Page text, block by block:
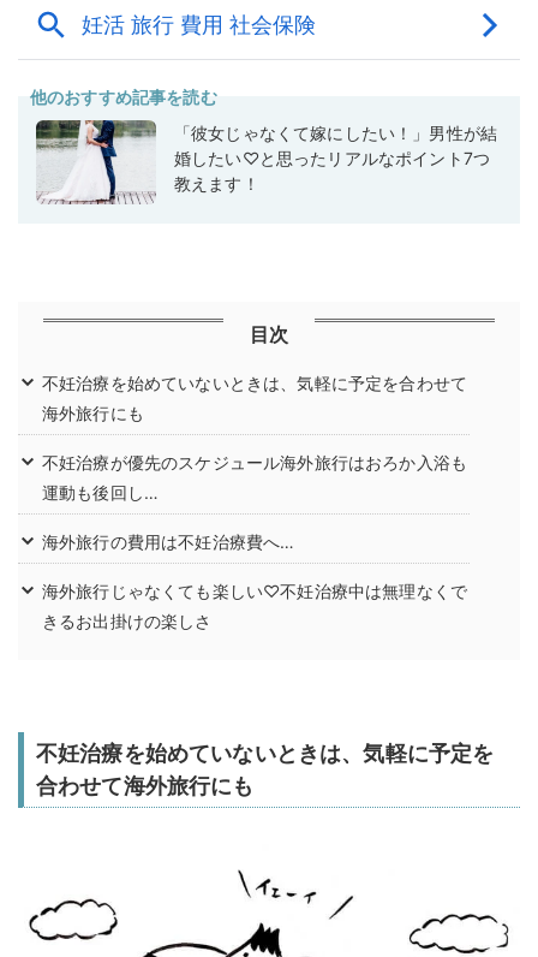
他のおすすめ記事を読む
「彼女じゃなくて嫁にしたい！」男性が結
婚したい♡と思ったリアルなポイント7つ
教えます！
目次
不妊治療を始めていないときは、気軽に予定を合わせて
海外旅行にも
不妊治療が優先のスケジュール海外旅行はおろか入浴も
運動も後回し…
海外旅行の費用は不妊治療費へ…
海外旅行じゃなくても楽しい♡不妊治療中は無理なくで
きるお出掛けの楽しさ
不妊治療を始めていないときは、気軽に予定を
合わせて海外旅行にも